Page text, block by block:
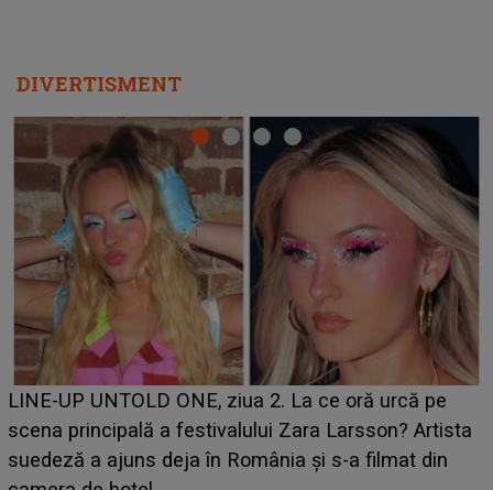
DIVERTISMENT
Ce a dezvăluit noua concurentă din "Casa Iubirii" l-a
luat prin surprindere pe Emanuel. CINE ESTE
BĂIATUL VIZAT de Alexandra?! Aflându-se în fața